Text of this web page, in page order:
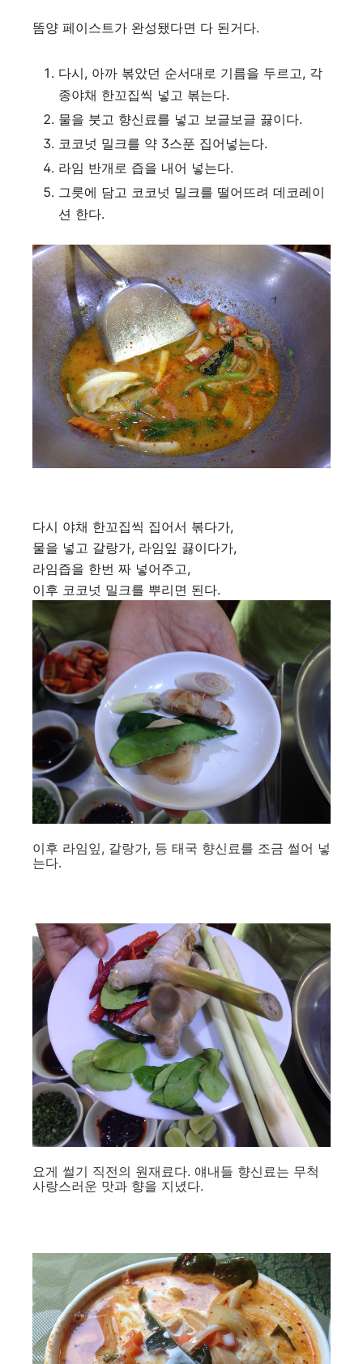
똠양 페이스트가 완성됐다면 다 된거다.
다시, 아까 볶았던 순서대로 기름을 두르고, 각
종야채 한꼬집씩 넣고 볶는다.
물을 붓고 향신료를 넣고 보글보글 끓이다.
코코넛 밀크를 약 3스푼 집어넣는다.
라임 반개로 즙을 내어 넣는다.
그릇에 담고 코코넛 밀크를 떨어뜨려 데코레이
션 한다.
다시 야채 한꼬집씩 집어서 볶다가,
물을 넣고 갈랑가, 라임잎 끓이다가,
라임즙을 한번 짜 넣어주고,
이후 코코넛 밀크를 뿌리면 된다.
이후 라임잎, 갈랑가, 등 태국 향신료를 조금 썰어 넣
는다.
요게 썰기 직전의 원재료다. 얘내들 향신료는 무척
사랑스러운 맛과 향을 지녔다.